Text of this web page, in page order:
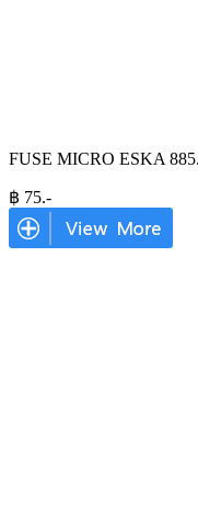
FUSE MICRO ESKA
฿ 75.-